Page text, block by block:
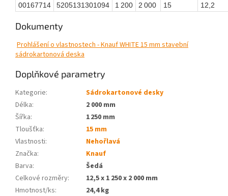
00167714
5205131301094 1 200 2 000 15 12,2
Dokumenty
Prohlášení o vlastnostech - Knauf WHITE 15 mm stavební
sádrokartonová deska
Doplňkové parametry
Kategorie:
Sádrokartonové desky
Délka:
2 000 mm
Šířka:
1 250 mm
Tloušťka:
15 mm
Vlastnosti:
Nehořlavá
Značka:
Knauf
Barva:
Šedá
Celkové rozměry:
12,5 x 1 250 x 2 000 mm
Hmotnost/ks:
24,4 kg